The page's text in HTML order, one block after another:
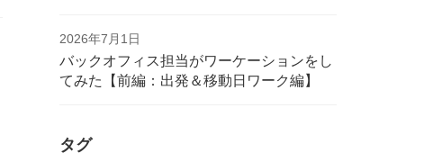
2026年7月1日
バックオフィス担当がワーケーションをし
てみた【前編：出発＆移動日ワーク編】
タグ